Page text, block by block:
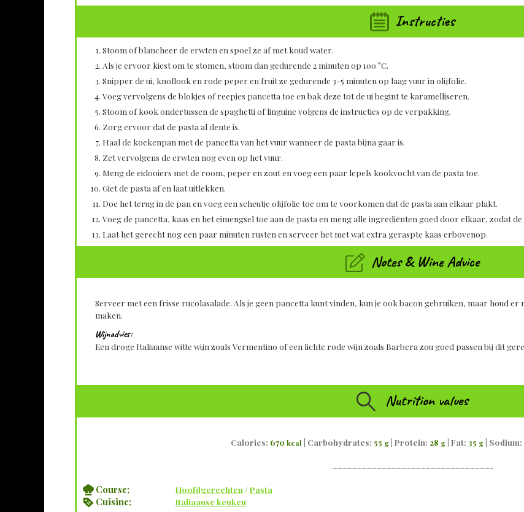
Instructies
Stoom of blancheer de erwten en spoel ze af met koud water.
Als je ervoor kiest om te stomen, stoom dan gedurende 2 minuten op 100 °C.
Snipper de ui, knoflook en rode peper en fruit ze gedurende 3-5 minuten op laag vuur in olijfolie.
Voeg vervolgens de blokjes of reepjes pancetta toe en bak deze tot de ui begint te karamelliseren.
Stoom of kook ondertussen de spaghetti of linguine volgens de instructies op de verpakking.
Zorg ervoor dat de pasta al dente is.
Haal de koekenpan met de pancetta van het vuur wanneer de pasta bijna gaar is.
Zet vervolgens de erwten nog even op het vuur.
Meng de eidooiers met de room, peper en zout en voeg een paar lepels kookvocht van de pasta toe.
Giet de pasta af en laat uitlekken.
Doe het terug in de pan en voeg een scheutje olijfolie toe om te voorkomen dat de pasta aan elkaar plakt.
Voeg de pancetta, kaas en het eimengsel toe aan de pasta en meng alle ingrediënten goed door elkaar, zodat
Laat het gerecht nog een paar minuten rusten en serveer het met wat extra geraspte kaas erbovenop.
Notes & Wine Advice
Serveer met een frisse rucolasalade. Als je geen pancetta kunt vinden, kun je ook bacon gebruiken, maar houd
maken.
Wijnadvies:
Een droge Italiaanse witte wijn zoals Vermentino of een lichte rode wijn zoals Barbera zou goed passen bij dit
Nutrition values
Calories: 670 kcal | Carbohydrates: 55 g| Protein: 28 g| Fat: 35 g| Sodium:
————————————————————————————————–
Course; Hoofdgerechten /Pasta
Cuisine; Italiaanse keuken